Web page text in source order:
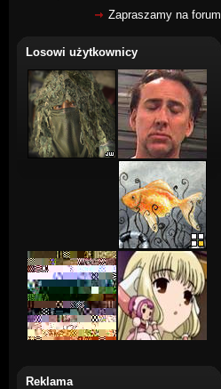
Zapraszamy na forum
Losowi użytkownicy
Reklama